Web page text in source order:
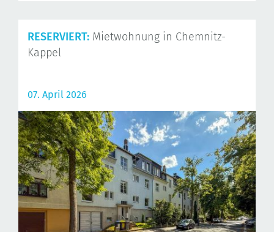
RESERVIERT: Mietwohnung in Chemnitz-
Kappel
07. April 2026